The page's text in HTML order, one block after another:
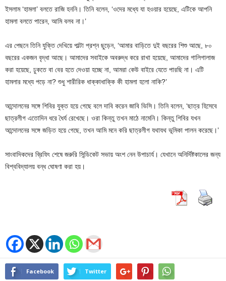
ইসলাম ‘হামলা’ বলতে রাজি হননি। তিনি বলেন, ‘ওদের মধ্যে যা হওয়ার হয়েছে, এটিকে আপনি
হামলা বলতে পারেন, আমি বলব না।’
এর পেছনে তিনি যুক্তি দেখিয়ে পাল্টা প্রশ্ন ছুড়েন, ‘আমার বাড়িতে দুই বছরের শিশু আছে, ৮০
বছরের একজন বৃদ্ধা আছে। আমাদের সবাইকে অবরুদ্ধ করে রাখা হয়েছে, আমাদের গালিগালাজ
করা হয়েছে, ঢুকতে বা বের হতে দেওয়া হচ্ছে না, আমরা কেউ বাইরে যেতে পারছি না। এটি
হামলার মধ্যে পড়ে না? শুধু শারীরিক ধাক্কাধাক্কি কী হামলা হলো নাকি?’
আন্দোলনের সঙ্গে শিবির যুক্ত হয়ে গেছে বলে দাবি করেন জাবি ভিসি। তিনি বলেন, ‘ছাত্র হিসেবে
ছাত্রলীগ এতোদিন ধরে ধৈর্য রেখেছে। ওরা কিন্তু তখন মাঠে নামেনি। কিন্তু শিবির যখন
আন্দোলনের সঙ্গে জড়িত হয়ে গেছে, তখন আমি মনে করি ছাত্রলীগ যথাযথ ভূমিকা পালন করেছে।’
সাংবাদিকদের ব্রিফিং শেষে জরুরি সিন্ডিকেট সভায় অংশ নেন উপাচার্য। যেখানে অনির্দিষ্টকালের জন্য
বিশ্ববিদ্যালয় বন্ধ ঘোষণা করা হয়।
Facebook Twitter